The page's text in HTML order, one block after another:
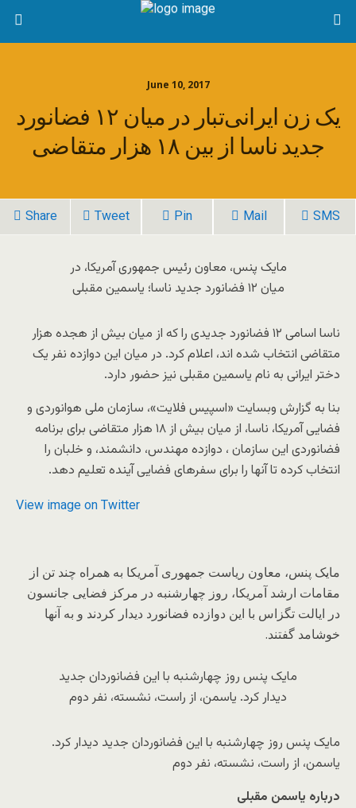
June 10, 2017
یک زن ایرانی‌تبار در میان ۱۲ فضانورد
جدید ناسا از بین ۱۸ هزار متقاضی
Share Tweet Pin Mail SMS
مایک پنس، معاون رئیس جمهوری آمریکا، در
میان ۱۲ فضانورد جدید ناسا؛ یاسمین مقبلی
ناسا اسامی ۱۲ فضانورد جدیدی را که از میان بیش از هجده هزار
متقاضی انتخاب شده اند، اعلام کرد. در میان این دوازده نفر یک
دختر ایرانی به نام یاسمین مقبلی نیز حضور دارد.
بنا به گزارش وبسایت «اسپیس فلایت»، سازمان ملی هوانوردی و
فضایی آمریکا، ناسا، از میان بیش از ۱۸ هزار متقاضی برای برنامه
فضانوردی این سازمان ، دوازده مهندس، دانشمند، و خلبان را
انتخاب کرده تا آنها را برای سفرهای فضایی آینده تعلیم دهد.
View image on Twitter
مایک پنس، معاون ریاست جمهوری آمریکا به همراه چند تن از
مقامات ارشد آمریکا، روز چهارشنبه در مرکز فضایی جانسون
در ایالت تگزاس با این دوازده فضانورد دیدار کردند و به آنها
خوشامد گفتند.
مایک پنس روز چهارشنبه با این فضانوردان جدید
دیدار کرد. یاسمن، از راست، نشسته، نفر دوم
مایک پنس روز چهارشنبه با این فضانوردان جدید دیدار کرد.
یاسمن، از راست، نشسته، نفر دوم
درباره یاسمن مقبلی